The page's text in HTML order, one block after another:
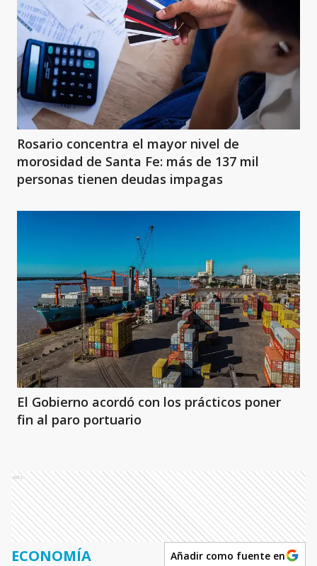
Rosario concentra el mayor nivel de
morosidad de Santa Fe: más de 137 mil
personas tienen deudas impagas
El Gobierno acordó con los prácticos poner
fin al paro portuario
Ads
ECONOMÍA Añadir como fuente en